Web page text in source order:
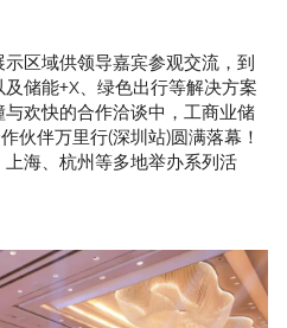
区域供领导嘉宾参观交流，到
储能+X、绿色出行等解决方案
欢快的合作洽谈中，工商业储
伙伴万里行(深圳站)圆满落幕！
海、杭州等多地举办系列活